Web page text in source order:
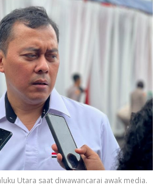
Utara saat diwawancarai awak media.